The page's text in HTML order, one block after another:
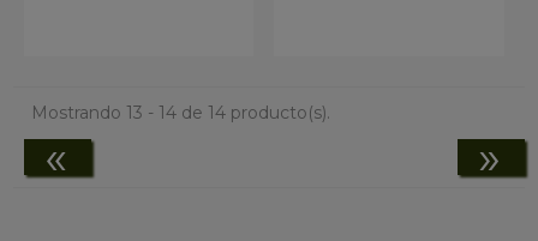
Mostrando 13 - 14 de 14 producto(s).
« »